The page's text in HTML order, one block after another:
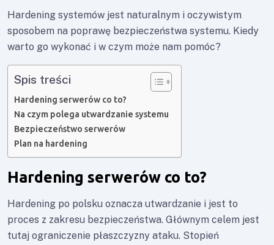
Hardening systemów jest naturalnym i oczywistym
sposobem na poprawę bezpieczeństwa systemu. Kiedy
warto go wykonać i w czym może nam pomóc?
Spis treści
Hardening serwerów co to?
Na czym polega utwardzanie systemu
Bezpieczeństwo serwerów
Plan na hardening
Hardening serwerów co to?
Hardening po polsku oznacza utwardzanie i jest to
proces z zakresu bezpieczeństwa. Głównym celem jest
tutaj ograniczenie płaszczyzny ataku. Stopień